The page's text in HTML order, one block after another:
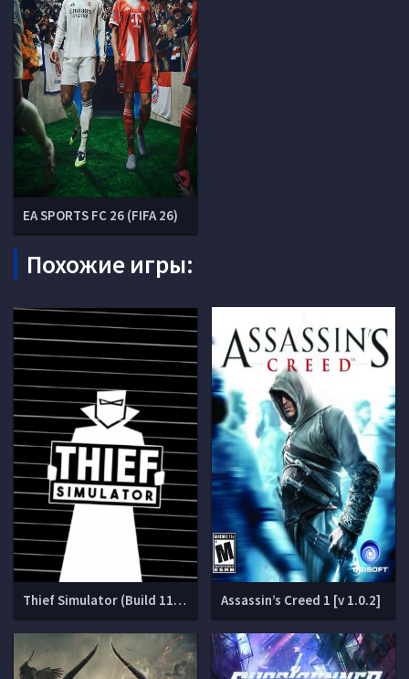
EA SPORTS FC 26 (FIFA 26)
Похожие игры:
Thief Simulator (Build 11038420 + DLC) Assassin’s Creed 1 [v 1.0.2]